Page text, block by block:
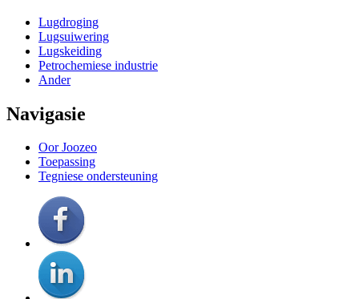
Lugdroging
Lugsuiwering
Lugskeiding
Petrochemiese industrie
Ander
Navigasie
Oor Joozeo
Toepassing
Tegniese ondersteuning